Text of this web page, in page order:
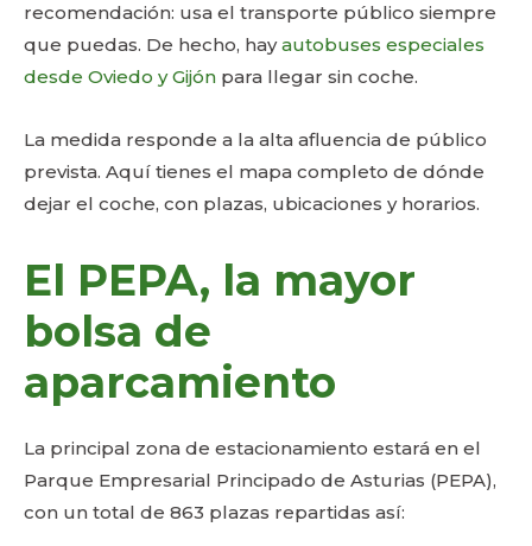
recomendación: usa el transporte público siempre
que puedas. De hecho, hayautobuses especiales
desde Oviedo y Gijón para llegar sin coche.
La medida responde a la alta afluencia de público
prevista. Aquí tienes el mapa completo de dónde
dejar el coche, con plazas, ubicaciones y horarios.
El PEPA, la mayor
bolsa de
aparcamiento
La principal zona de estacionamiento estará en el
Parque Empresarial Principado de Asturias (PEPA),
con un total de 863 plazas repartidas así: